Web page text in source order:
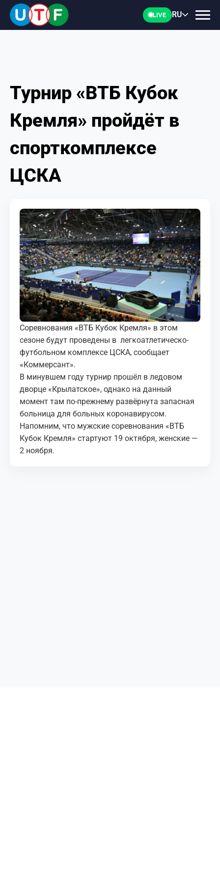
LIVE RU
ГЛАВНАЯ
ФТУ
НОВОСТИ
ДОКУМЕНТЫ
МЕДИА
КОРТЫ
КОНТАКТЫ
UZ-PIN
Турнир «ВТБ Кубок
Кремля» пройдёт в
спорткомплексе
ЦСКА
Соревнования «ВТБ Кубок Кремля» в этом
сезоне будут проведены в легкоатлетическо-
футбольном комплексе ЦСКА, сообщает
«Коммерсант».
В минувшем году турнир прошёл в ледовом
дворце «Крылатское», однако на данный
момент там по-прежнему развёрнута запасная
больница для больных коронавирусом.
Напомним, что мужские соревнования «ВТБ
Кубок Кремля» стартуют 19 октября, женские —
2 ноября.